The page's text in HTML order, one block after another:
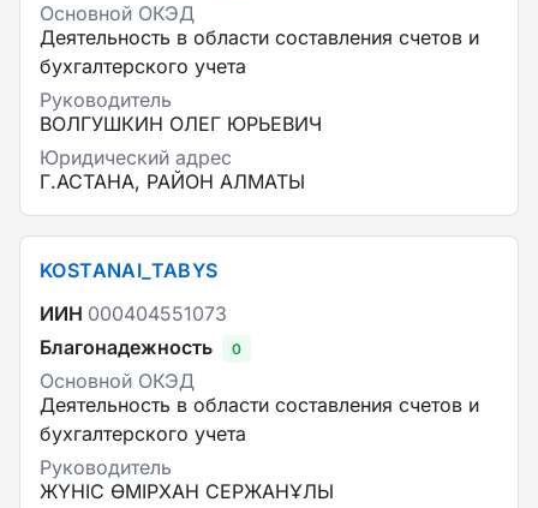
Основной ОКЭД
Деятельность в области составления счетов и
бухгалтерского учета
Руководитель
ВОЛГУШКИН ОЛЕГ ЮРЬЕВИЧ
Юридический адрес
Г.АСТАНА, РАЙОН АЛМАТЫ
KOSTANAI_TABYS
ИИН 000404551073
Благонадежность
0
Основной ОКЭД
Деятельность в области составления счетов и
бухгалтерского учета
Руководитель
ЖҮНІС ӨМІРХАН СЕРЖАНҰЛЫ